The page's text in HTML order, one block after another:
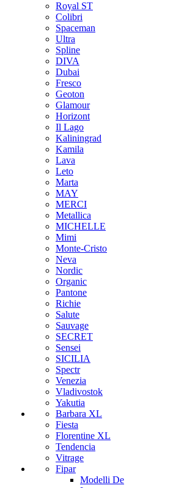
Royal ST
Colibri
Spaceman
Ultra
Spline
DIVA
Dubai
Fresco
Geoton
Glamour
Horizont
Il Lago
Kaliningrad
Kamila
Lava
Leto
Marta
MAY
MERCI
Metallica
MICHELLE
Mimi
Monte-Cristo
Neva
Nordic
Organic
Pantone
Richie
Salute
Sauvage
SECRET
Sensei
SICILIA
Spectr
Venezia
Vladivostok
Yakutia
Barbara XL
Fiesta
Florentine XL
Tendencia
Vitrage
Fipar
Modelli De